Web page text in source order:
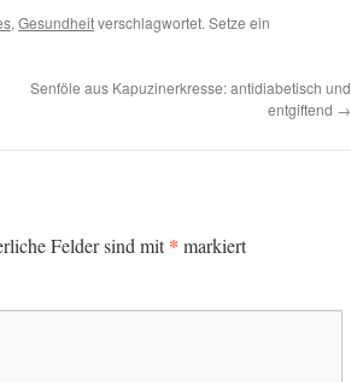
, Gesundheitverschlagwortet. Setze ein
Senföle aus Kapuzinerkresse: antidiabetisch und
entgiftend →
Felder sind mit* markiert